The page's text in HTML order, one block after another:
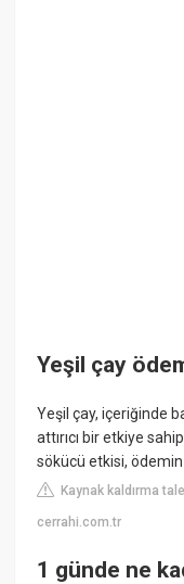
Yeşil çay
Yeşil çay, içeriğinde
attırıcı bir etkiye
sökücü etkisi, ödemin
Kaynak kaldırma
cerrahi.com.tr
1 günde ne